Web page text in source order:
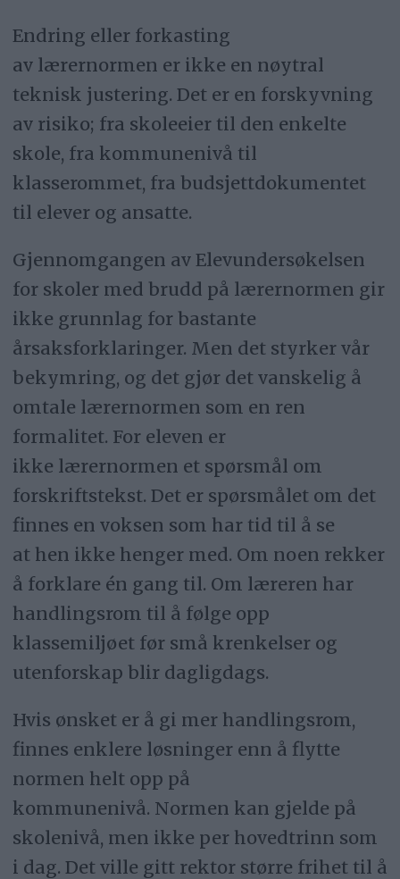
Endring eller forkasting
av lærernormen er ikke en nøytral
teknisk justering. Det er en forskyvning
av risiko; fra skoleeier til den enkelte
skole, fra kommunenivå til
klasserommet, fra budsjettdokumentet
til elever og ansatte.
Gjennomgangen av Elevundersøkelsen
for skoler med brudd på lærernormen gir
ikke grunnlag for bastante
årsaksforklaringer. Men det styrker vår
bekymring, og det gjør det vanskelig å
omtale lærernormen som en ren
formalitet. For eleven er
ikke lærernormen et spørsmål om
forskriftstekst. Det er spørsmålet om det
finnes en voksen som har tid til å se
at hen ikke henger med. Om noen rekker
å forklare én gang til. Om læreren har
handlingsrom til å følge opp
klassemiljøet før små krenkelser og
utenforskap blir dagligdags.
Hvis ønsket er å gi mer handlingsrom,
finnes enklere løsninger enn å flytte
normen helt opp på
kommunenivå. Normen kan gjelde på
skolenivå, men ikke per hovedtrinn som
i dag. Det ville gitt rektor større frihet til å